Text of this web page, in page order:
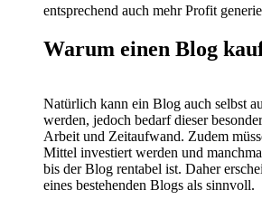
entsprechend auch mehr Profit
Warum einen Blog
Natürlich kann ein Blog auch selbst
werden, jedoch bedarf dieser
Arbeit und Zeitaufwand. Zudem
Mittel investiert werden und
bis der Blog rentabel ist. Daher
eines bestehenden Blogs als sinnvoll.